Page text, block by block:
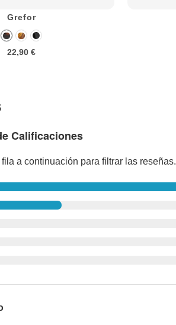
Grefor
22,90 €
Calificaciones
a continuación para filtrar las reseñas.